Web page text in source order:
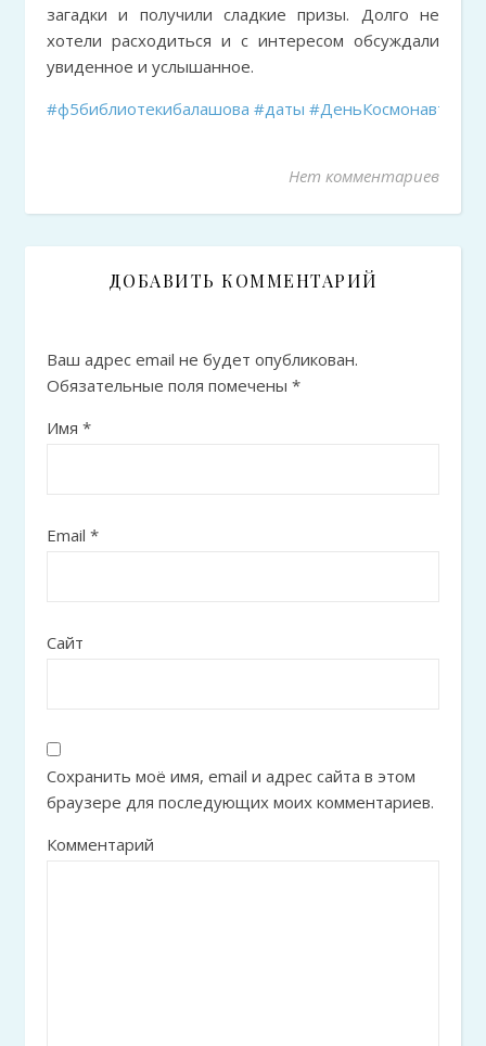
загадки и получили сладкие призы. Долго не
хотели расходиться и с интересом обсуждали
увиденное и услышанное.
#ф5библиотекибалашова #даты #ДеньКосмонавтики
Нет комментариев
ДОБАВИТЬ КОММЕНТАРИЙ
Ваш адрес email не будет опубликован.
Обязательные поля помечены *
Имя *
Email *
Сайт
Сохранить моё имя, email и адрес сайта в этом
браузере для последующих моих комментариев.
Комментарий